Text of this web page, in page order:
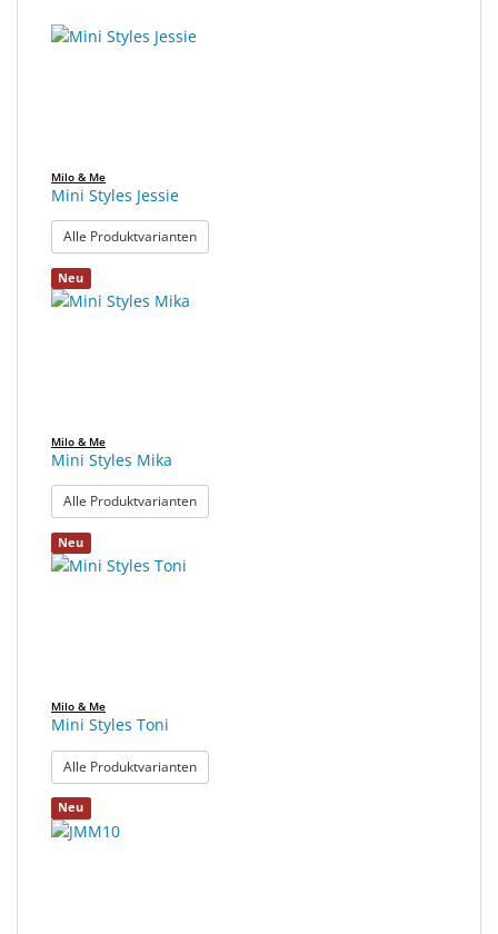
Milo & Me
Mini Styles Jessie
Alle Produktvarianten: Mini Styles Jessie
Neu
Milo & Me
Mini Styles Mika
Alle Produktvarianten: Mini Styles Mika
Neu
Milo & Me
Mini Styles Toni
Alle Produktvarianten: Mini Styles Toni
Neu